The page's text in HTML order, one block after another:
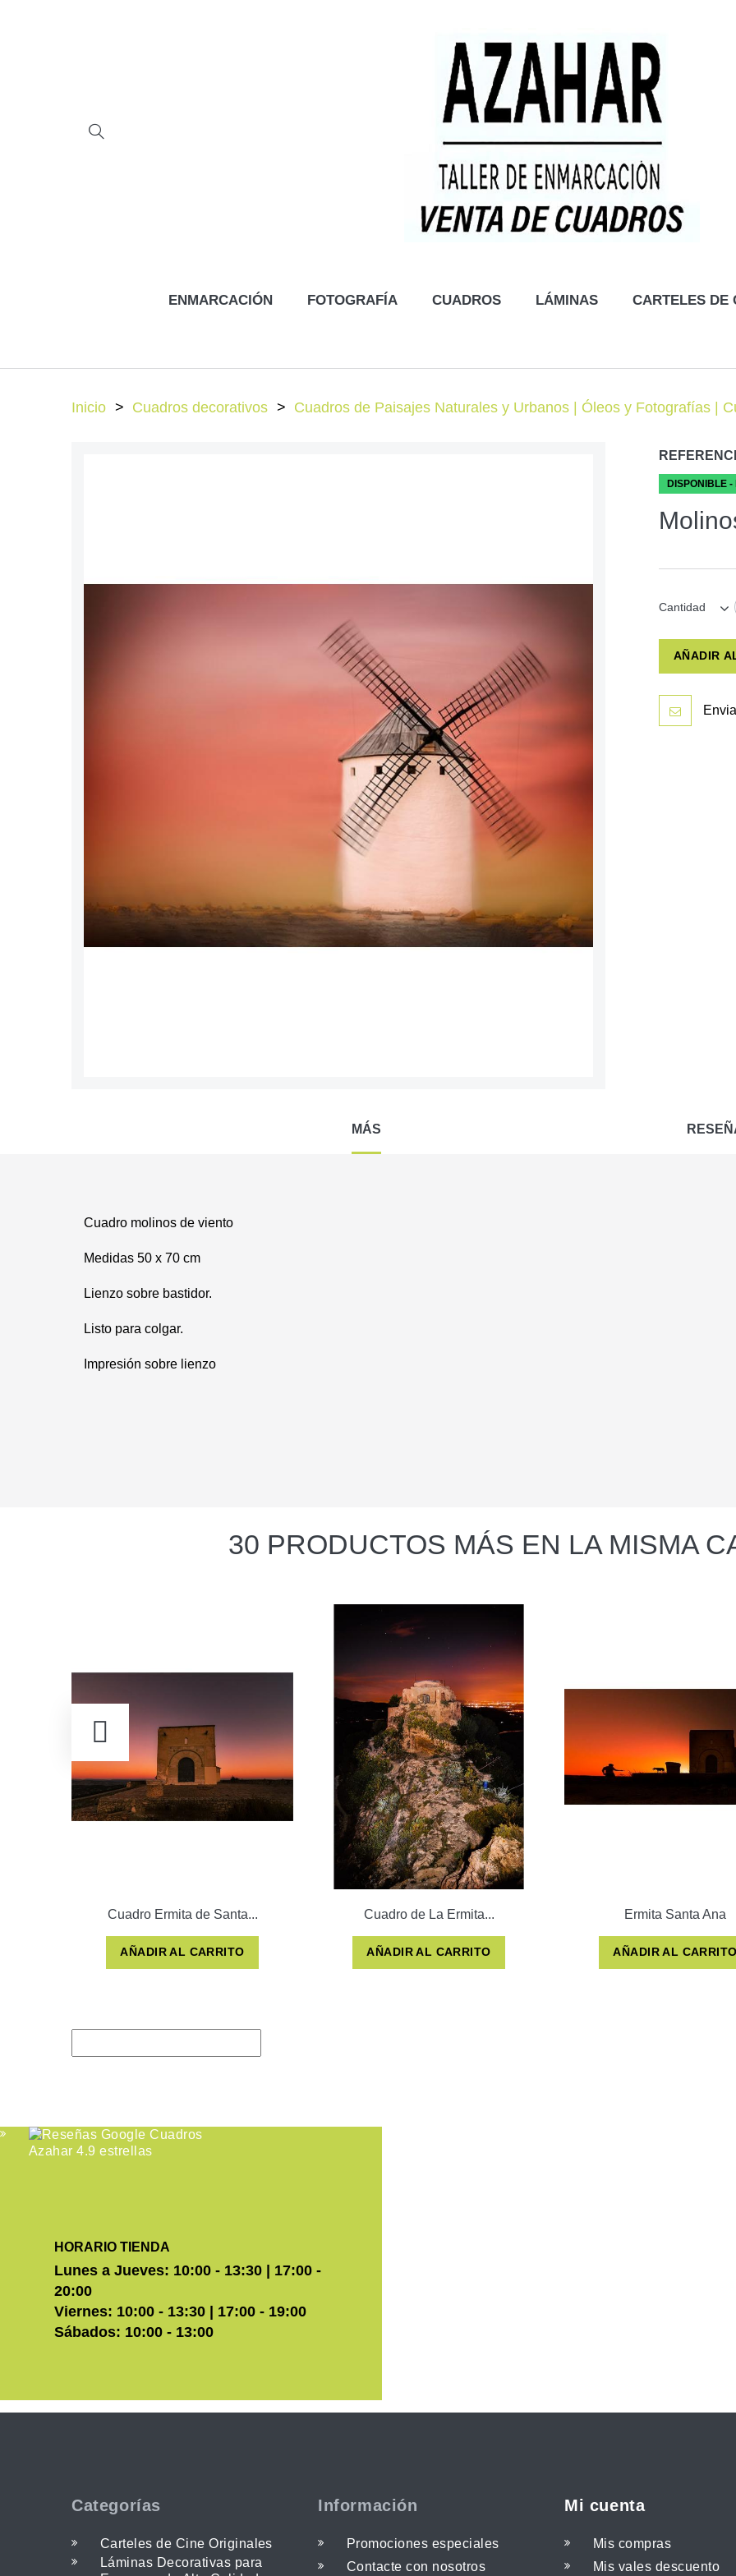
ENMARCACIÓN FOTOGRAFÍA CUADROS LÁMINAS CARTELES DE
Inicio Cuadros decorativos Cuadros de Paisajes Naturales y Urbanos | Óleos y Fotografías |
DISPONIBLE
Cantidad
AÑADIR
MÁS
Cuadro molinos de viento
Medidas 50 x 70 cm
Lienzo sobre bastidor.
Listo para colgar.
Impresión sobre lienzo
30 PRODUCTOS MÁS EN LA MISMA
Cuadro Ermita de Santa...
AÑADIR AL CARRITO
Cuadro de La Ermita...
AÑADIR AL CARRITO
Ermita Santa Ana
AÑADIR AL
HORARIO TIENDA
Lunes a Jueves: 10:00 - 13:30 | 17:00 -
20:00
Viernes: 10:00 - 13:30 | 17:00 - 19:00
Sábados: 10:00 - 13:00
Categorías
Carteles de Cine Originales
Láminas Decorativas para
Información
Promociones especiales
Contacte con nosotros
Mi cuenta
Mis compras
Mis vales descuento